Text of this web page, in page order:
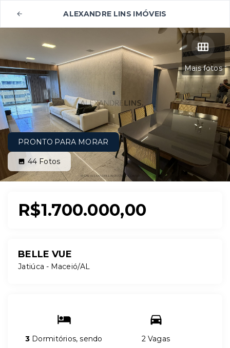
ALEXANDRE LINS IMÓVEIS
Mais fotos
PRONTO PARA MORAR
44 Fotos
R$1.700.000,00
BELLE VUE
Jatiúca - Maceió/AL
3 Dormitórios, sendo
2 Vagas